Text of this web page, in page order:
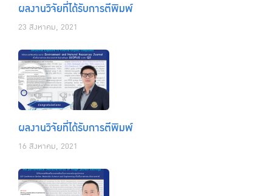
ผลงานวิจัยที่ได้รับการตีพิมพ์
23 สิงหาคม, 2021
ผลงานวิจัยที่ได้รับการตีพิมพ์
16 สิงหาคม, 2021